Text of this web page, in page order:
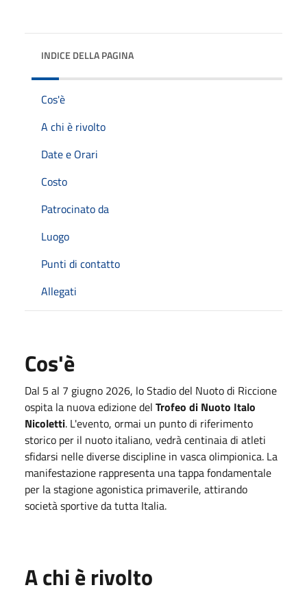
INDICE DELLA PAGINA
Cos'è
A chi è rivolto
Date e Orari
Costo
Patrocinato da
Luogo
Punti di contatto
Allegati
Cos'è
Dal 5 al 7 giugno 2026, lo Stadio del Nuoto di Riccione
ospita la nuova edizione del Trofeo di Nuoto Italo
Nicoletti. L'evento, ormai un punto di riferimento
storico per il nuoto italiano, vedrà centinaia di atleti
sfidarsi nelle diverse discipline in vasca olimpionica. La
manifestazione rappresenta una tappa fondamentale
per la stagione agonistica primaverile, attirando
società sportive da tutta Italia.
A chi è rivolto